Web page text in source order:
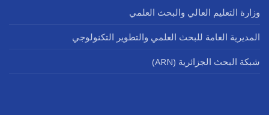
وزارة التعليم العالي والبحث العلمي
المديرية العامة للبحث العلمي والتطوير التكنولوجي
شبكة البحث الجزائرية (ARN)